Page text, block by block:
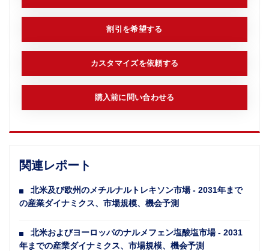
割引を希望する
カスタマイズを依頼する
購入前に問い合わせる
関連レポート
北米及び欧州のメチルナルトレキソン市場 - 2031年まで
の産業ダイナミクス、市場規模、機会予測
北米およびヨーロッパのナルメフェン塩酸塩市場 - 2031
年までの産業ダイナミクス、市場規模、機会予測